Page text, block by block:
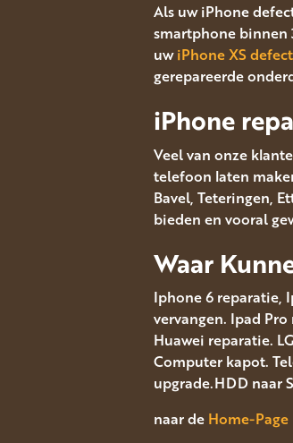
Als uw iPhone
smartphone binnen
uwiPhone XS defect
gerepareerde
iPhone
Veel van onze
telefoon laten
Bavel, Teteringen,
bieden en vooral
Waar
Iphone 6 reparatie,
vervangen. Ipad Pro
Huawei reparatie.
Computer kapot.
upgrade.HDD naar
naar de Home-Page